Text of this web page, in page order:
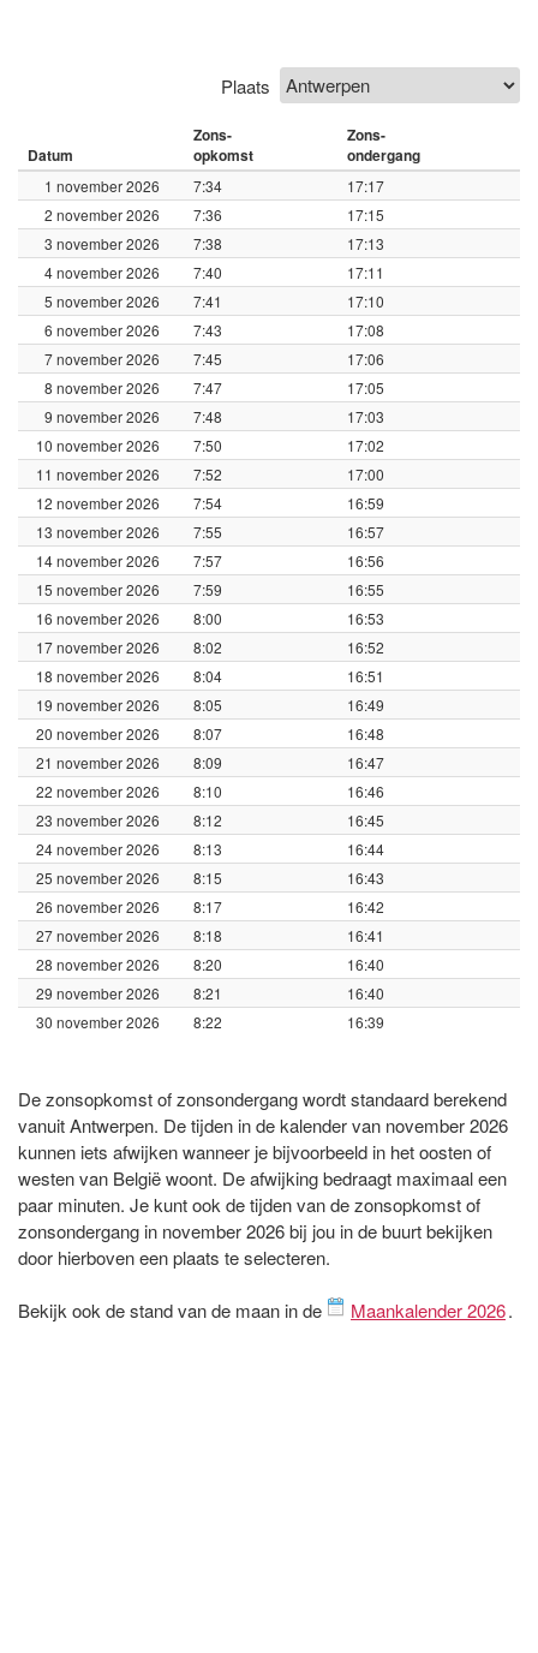
Plaats
Datum
Zons-
opkomst
Zons-
ondergang
1 november 2026 7:34
17:17
2 november 2026
7:36
17:15
3 november 2026
7:38
17:13
4 november 2026
7:40
17:11
5 november 2026
7:41
17:10
6 november 2026
7:43
17:08
7 november 2026
7:45
17:06
8 november 2026
7:47
17:05
9 november 2026
7:48
17:03
10 november 2026
7:50
17:02
11 november 2026
7:52
17:00
12 november 2026
7:54
16:59
13 november 2026
7:55
16:57
14 november 2026
7:57
16:56
15 november 2026
7:59
16:55
16 november 2026
8:00
16:53
17 november 2026
8:02
16:52
18 november 2026
8:04
16:51
19 november 2026
8:05
16:49
20 november 2026
8:07
16:48
21 november 2026
8:09
16:47
22 november 2026
8:10
16:46
23 november 2026
8:12
16:45
24 november 2026
8:13
16:44
25 november 2026
8:15
16:43
26 november 2026
8:17
16:42
27 november 2026
8:18
16:41
28 november 2026
8:20
16:40
29 november 2026
8:21
16:40
30 november 2026
8:22 16:39
De zonsopkomst of zonsondergang wordt standaard berekend
vanuit Antwerpen. De tijden in de kalender van november 2026
kunnen iets afwijken wanneer je bijvoorbeeld in het oosten of
westen van België woont. De afwijking bedraagt maximaal een
paar minuten. Je kunt ook de tijden van de zonsopkomst of
zonsondergang in november 2026 bij jou in de buurt bekijken
door hierboven een plaats te selecteren.
Bekijk ook de stand van de maan in de Maankalender 2026.